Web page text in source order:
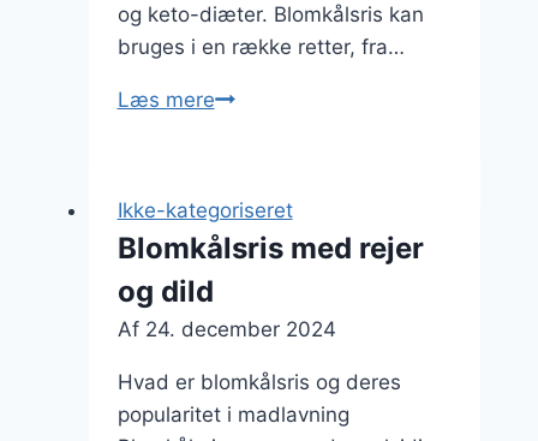
og keto-diæter. Blomkålsris kan
bruges i en række retter, fra…
Læs mereBlomkålsris
æg
Ikke-kategoriseret
Blomkålsris med rejer
og dild
Af 24. december 2024
Hvad er blomkålsris og deres
popularitet i madlavning